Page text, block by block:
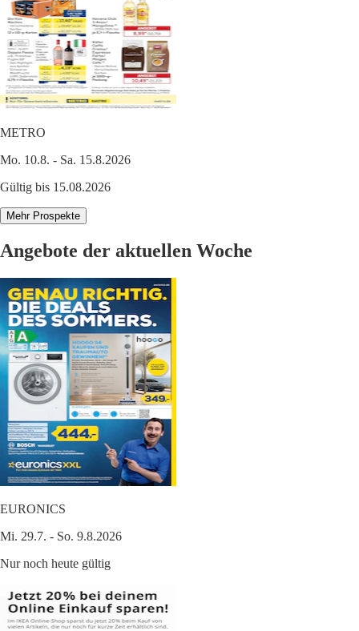
METRO
Mo. 10.8. - Sa. 15.8.2026
Gültig bis 15.08.2026
Mehr Prospekte
Angebote der aktuellen Woche
EURONICS
Mi. 29.7. - So. 9.8.2026
Nur noch heute gültig